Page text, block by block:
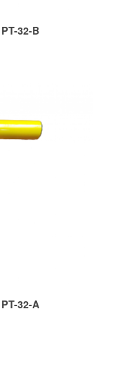
32-B
32-A